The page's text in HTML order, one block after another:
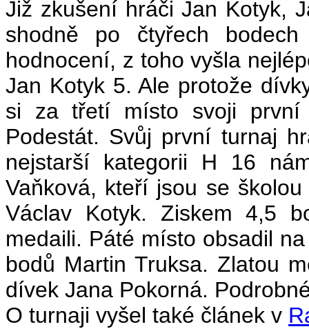
Již zkušení hráči Jan Kotyk,
shodně po čtyřech
hodnocení, z toho vyšla
Jan Kotyk 5. Ale protože
si za třetí místo svoji první
Podestát. Svůj první turnaj
nejstarší kategorii H 16
Vaňková, kteří jsou se
Václav Kotyk. Ziskem 4,5
medaili. Páté místo obsadil
bodů Martin Truksa. Zlatou
dívek Jana Pokorná.
O turnaji vyšel také článek v